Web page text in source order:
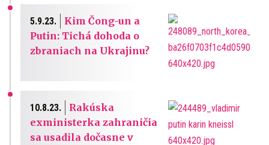
5.9.23.
Kim Čong-un a
Putin: Tichá dohoda o
zbraniach na Ukrajinu?
10.8.23.
Rakúska
exministerka zahraničia
sa usadila dočasne v